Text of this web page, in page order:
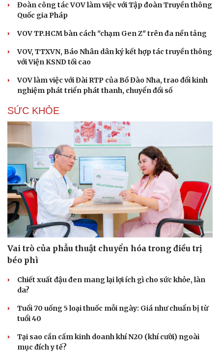
Cải chính
Đoàn công tác VOV làm việc với Tập đoàn Truyền thông
Quốc gia Pháp
VOV TP.HCM bàn cách "chạm Gen Z" trên đa nền tảng
VOV, TTXVN, Báo Nhân dân ký kết hợp tác truyền thông
với Viện KSND tối cao
VOV làm việc với Đài RTP của Bồ Đào Nha, trao đổi kinh
nghiệm phát triển phát thanh, chuyển đổi số
SỨC KHỎE
Vai trò của phẫu thuật chuyển hóa trong điều trị
béo phì
Chiết xuất đậu đen mang lại lợi ích gì cho sức khỏe, làn
da?
Tuổi 70 uống 5 loại thuốc mỗi ngày: Giá như chuẩn bị từ
tuổi 40
Tại sao cần cấm kinh doanh khí N2O (khí cười) ngoài
mục đích y tế?